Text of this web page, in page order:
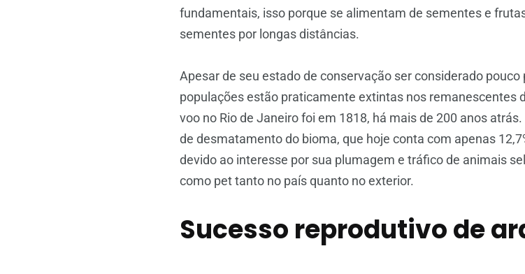
fundamentais, isso porque se alimentam de sementes e
sementes por longas distâncias.
Apesar de seu estado de conservação ser considerado
populações estão praticamente extintas nos remanescentes
voo no Rio de Janeiro foi em 1818, há mais de 200 anos
de desmatamento do bioma, que hoje conta com apenas
devido ao interesse por sua plumagem e tráfico de animais
como pet tanto no país quanto no exterior.
Sucesso reprodutivo de